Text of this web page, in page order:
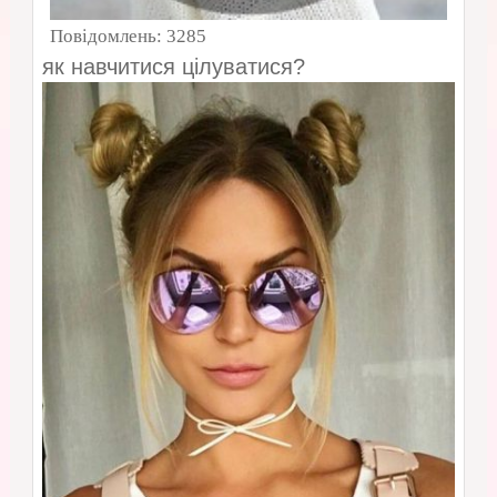
Повідомлень: 3285
як навчитися цілуватися?